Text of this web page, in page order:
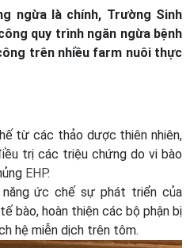
ngừa là chính, Trường Sinh
quy trình ngăn ngừa bệnh
trên nhiều farm nuôi thực
từ các thảo dược thiên nhiên,
trị các triệu chứng do vi bào
EHP.
ức chế sự phát triển của
bào, hoàn thiện các bộ phận bị
hệ miễn dịch trên tôm.